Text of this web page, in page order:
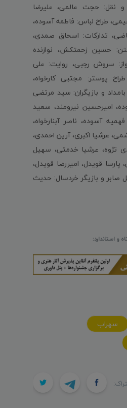
نقل: حجت عالمی، علیرضا
طراح لباس: فاطمه آسوده،
تدارکات: اسحاق صمدی،
حسین زحمتکش، نوازنده
سروش رجبی، روایت: علی
پوستر: مجتبی کارخواه،
و بازیگران: سید مرتضی
امیرحسین نیرومند، سعید
آسوده، ناصر آبنارخواه،
عرشیا اکبری، آرین احمدی،
تژوه، عرشیا خدمتی، سهیل
قویدل، امیررضا قویدل،
صابر و بازیگر خردسال: حدیث
و استاندارد:
سهراب